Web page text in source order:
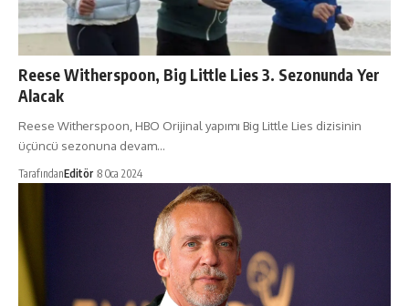
Reese Witherspoon, Big Little Lies 3. Sezonunda Yer
Alacak
Reese Witherspoon, HBO Orijinal yapımı Big Little Lies dizisinin
üçüncü sezonuna devam…
TarafındanEditör 8 Oca 2024